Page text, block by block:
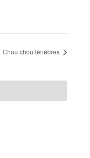
Chou chou ténèbres